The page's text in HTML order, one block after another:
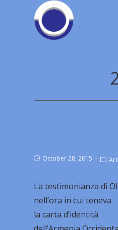
October 28, 2015
La testimonianza di
nell’ora in cui teneva
la carta d’identità